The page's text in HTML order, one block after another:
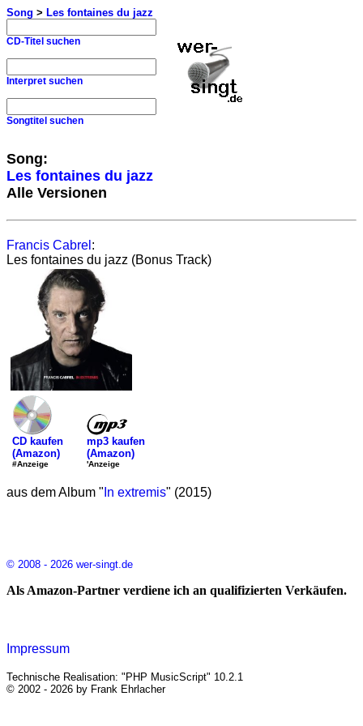
Song > Les fontaines du jazz
CD-Titel suchen
Interpret suchen
Songtitel suchen
Song:
Les fontaines du jazz
Alle Versionen
Francis Cabrel :
Les fontaines du jazz (Bonus Track)
CD kaufen
(Amazon)
#Anzeige
mp3 kaufen
(Amazon)
'Anzeige
aus dem Album " In extremis" (2015)
© 2008 - 2026 wer-singt.de
Als Amazon-Partner verdiene ich an qualifizierten Verkäufen.
Impressum
Technische Realisation: "PHP MusicScript" 10.2.1
© 2002 - 2026 by Frank Ehrlacher